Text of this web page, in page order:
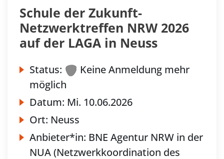
Schule der Zukunft-
Netzwerktreffen NRW 2026
auf der LAGA in Neuss
Status:
Keine Anmeldung mehr
möglich
Datum: Mi. 10.06.2026
Ort: Neuss
Anbieter*in: BNE Agentur NRW in der
NUA (Netzwerkkoordination des